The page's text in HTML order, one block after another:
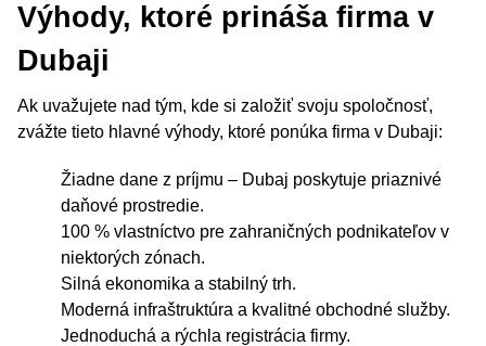
Výhody, ktoré prináša firma v
Dubaji
Ak uvažujete nad tým, kde si založiť svoju spoločnosť,
zvážte tieto hlavné výhody, ktoré ponúka firma v Dubaji:
Žiadne dane z príjmu – Dubaj poskytuje priaznivé
daňové prostredie.
100 % vlastníctvo pre zahraničných podnikateľov v
niektorých zónach.
Silná ekonomika a stabilný trh.
Moderná infraštruktúra a kvalitné obchodné služby.
Jednoduchá a rýchla registrácia firmy.